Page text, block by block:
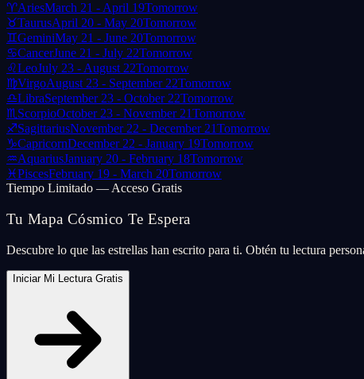
♈AriesMarch 21 - April 19Tomorrow
♉TaurusApril 20 - May 20Tomorrow
♊GeminiMay 21 - June 20Tomorrow
♋CancerJune 21 - July 22Tomorrow
♌LeoJuly 23 - August 22Tomorrow
♍VirgoAugust 23 - September 22Tomorrow
♎LibraSeptember 23 - October 22Tomorrow
♏ ScorpioOctober 23 - November 21Tomorrow
♐SagittariusNovember 22 - December 21Tomorrow
♑CapricornDecember 22 - January 19Tomorrow
♒AquariusJanuary 20 - February 18Tomorrow
♓PiscesFebruary 19 - March 20Tomorrow
Tiempo Limitado — Acceso Gratis
Tu Mapa Cósmico Te Espera
Descubre lo que las estrellas han escrito para ti. Obtén tu lectura
Iniciar Mi Lectura Gratis